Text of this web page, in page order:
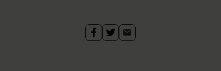
redaktion. Arrangementerne finder
sted i februar, marts, april, maj,